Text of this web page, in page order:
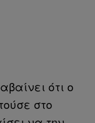
ότι ο
στο